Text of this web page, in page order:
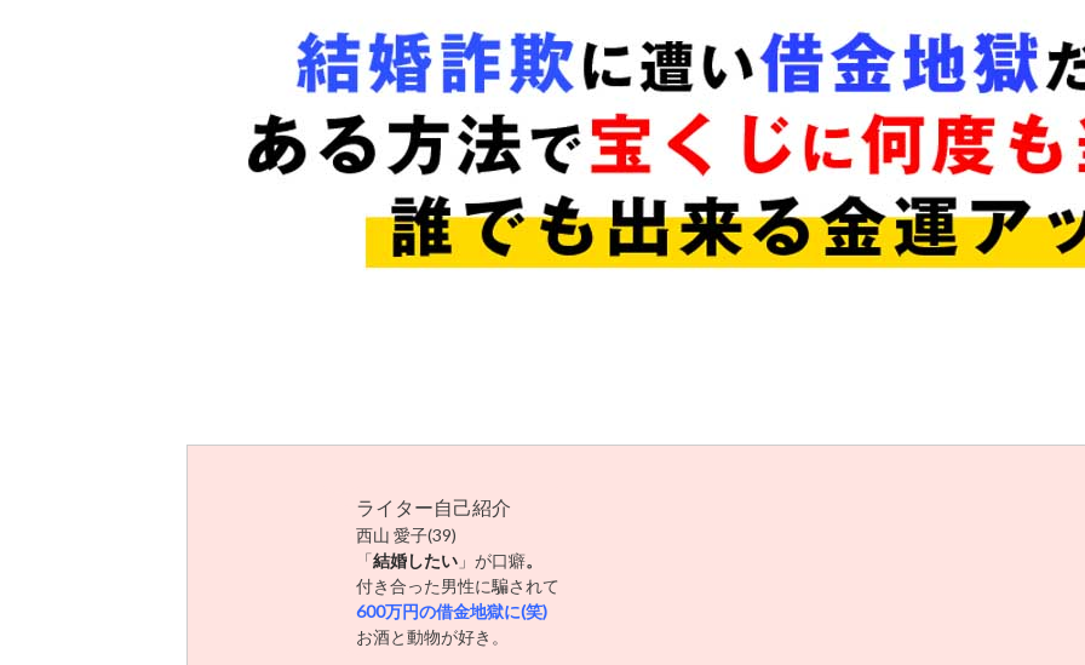
ライター自己紹介
西山 愛子(39)
「結婚したい」が口癖。
付き合った男性に騙されて
600万円の借金地獄に(笑)
お酒と動物が好き。